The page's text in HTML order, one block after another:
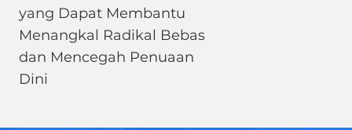
yang Dapat Membantu
Menangkal Radikal Bebas
dan Mencegah Penuaan
Dini